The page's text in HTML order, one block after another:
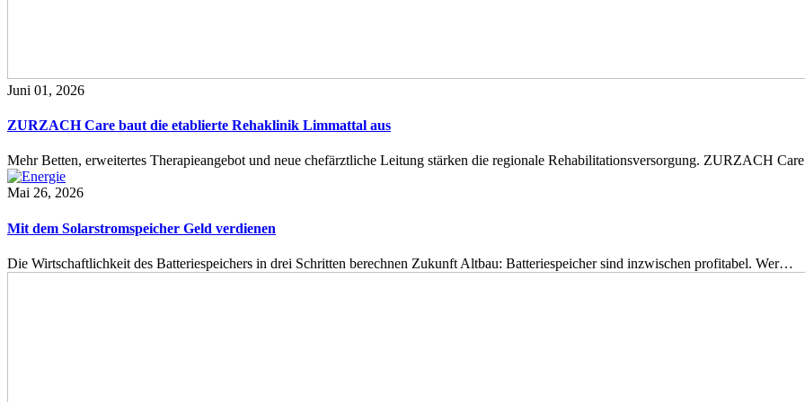
Juni 01, 2026
ZURZACH Care baut die etablierte Rehaklinik Limmattal aus
Mehr Betten, erweitertes Therapieangebot und neue chefärztliche Leitung stärken die regionale Rehabilitationsversorgung. ZURZACH
Mai 26, 2026
Mit dem Solarstromspeicher Geld verdienen
Die Wirtschaftlichkeit des Batteriespeichers in drei Schritten berechnen Zukunft Altbau: Batteriespeicher sind inzwischen profitabel. Wer…